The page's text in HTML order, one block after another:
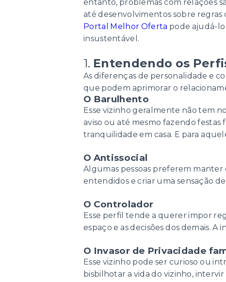
entanto, problemas com relações
até desenvolvimentos sobre regras
Portal Melhor Oferta pode ajudá-lo
insustentável.
1. Entendendo os
As diferenças de personalidade e
que podem aprimorar o
O Barulhento
Esse vizinho geralmente não tem
aviso ou até mesmo fazendo
tranquilidade em casa. E para
O Antissocial
Algumas pessoas preferem manter
entendidos e criar uma sensação
O Controlador
Esse perfil tende a querer impor
espaço e as decisões dos demais.
O Invasor de Privacidade
Esse vizinho pode ser curioso ou
bisbilhotar a vida do vizinho,